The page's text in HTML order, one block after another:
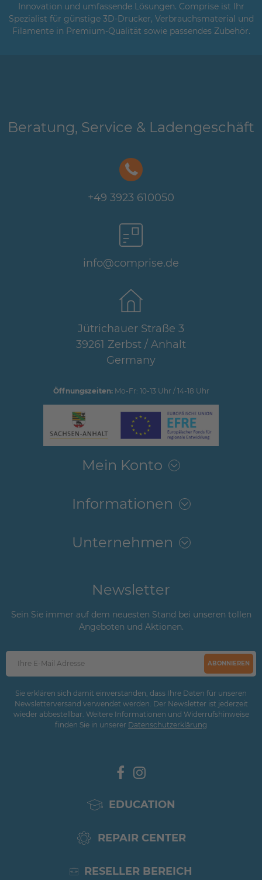
Innovation und umfassende Lösungen. Comprise ist Ihr
Spezialist für günstige 3D-Drucker, Verbrauchsmaterial und
Filamente in Premium-Qualität sowie passendes Zubehör.
Beratung, Service & Ladengeschäft
+49 3923 610050
info@comprise.de
Jütrichauer Straße 3
39261 Zerbst / Anhalt
Germany
Öffnungszeiten:Mo-Fr: 10-13 Uhr / 14-18 Uhr
Mein Konto
Informationen
Unternehmen
Newsletter
Sein Sie immer auf dem neuesten Stand bei unseren tollen
Angeboten und Aktionen.
ABONNIEREN
Sie erklären sich damit einverstanden, dass Ihre Daten für unseren
Newsletterversand verwendet werden. Der Newsletter ist jederzeit
wieder abbestellbar. Weitere Informationen und Widerrufshinweise
finden Sie in unserer Daten­schutz­erklärung
EDUCATION
REPAIR CENTER
RESELLER BEREICH